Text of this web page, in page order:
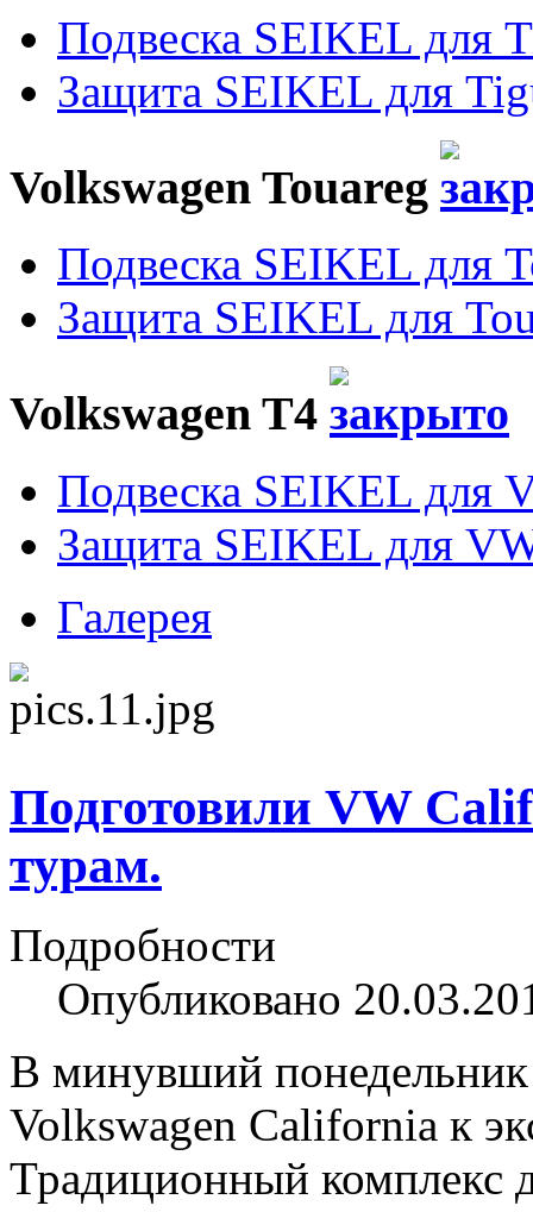
Подвеска SEIKEL для
Защита SEIKEL для
Volkswagen Touareg
Подвеска SEIKEL для
Защита SEIKEL для
Volkswagen T4
Подвеска SEIKEL для
Защита SEIKEL для
Галерея
Подготовили VW
турам.
Подробности
Опубликовано
В минувший понедельник
Volkswagen California к
Традиционный комплекс